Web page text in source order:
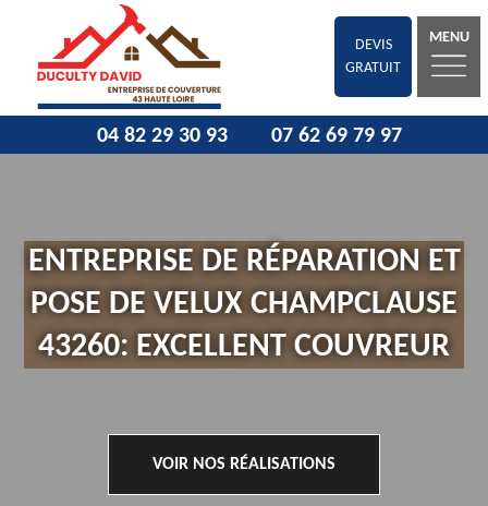
DEVIS
GRATUIT
MENU
04 82 29 30 93 07 62 69 79 97
ENTREPRISE DE RÉPARATION ET
POSE DE VELUX CHAMPCLAUSE
43260: EXCELLENT COUVREUR
VOIR NOS RÉALISATIONS